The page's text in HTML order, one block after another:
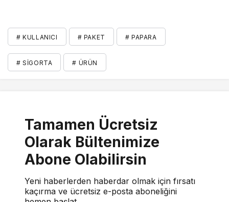
# KULLANICI # PAKET # PAPARA
# SIGORTA # ÜRÜN
Tamamen Ücretsiz
Olarak Bültenimize
Abone Olabilirsin
Yeni haberlerden haberdar olmak için fırsatı
kaçırma ve ücretsiz e-posta aboneliğini